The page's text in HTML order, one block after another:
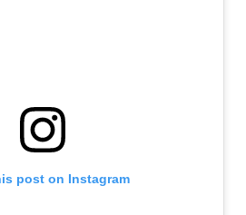
post on Instagram